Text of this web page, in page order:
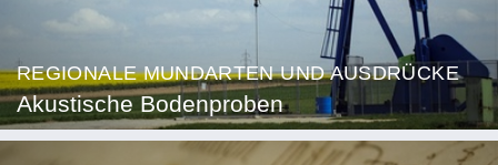
REGIONALE MUNDARTEN UND AUSDRÜCKE
Akustische Bodenproben